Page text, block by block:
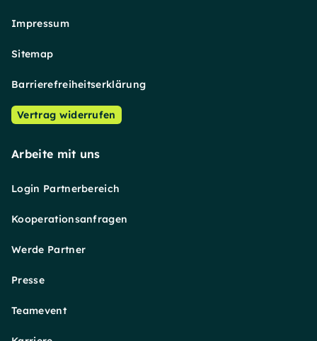
Impressum
Sitemap
Barrierefreiheitserklärung
Vertrag widerrufen
Arbeite mit uns
Login Partnerbereich
Kooperationsanfragen
Werde Partner
Presse
Teamevent